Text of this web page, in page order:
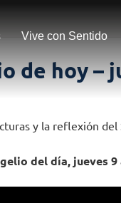
Vive con Sentido
de hoy –
y la reflexión
del día, jueves